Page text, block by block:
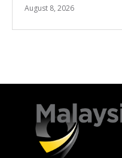
August 8, 2026